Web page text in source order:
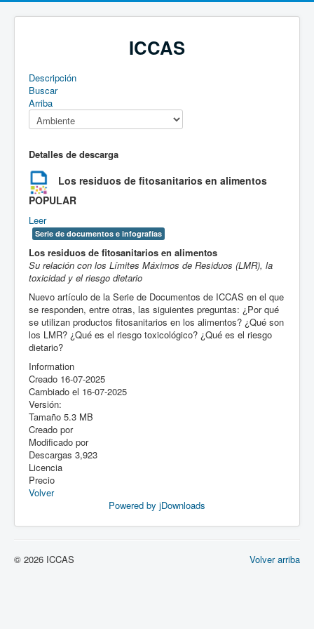
ICCAS
Descripción
Buscar
Arriba
Detalles de descarga
Los residuos de fitosanitarios en alimentos
POPULAR
Leer
Serie de documentos e infografías
Los residuos de fitosanitarios en alimentos
Su relación con los Límites Máximos de Residuos (LMR), la
toxicidad y el riesgo dietario
Nuevo artículo de la Serie de Documentos de ICCAS en el que
se responden, entre otras, las siguientes preguntas: ¿Por qué
se utilizan productos fitosanitarios en los alimentos? ¿Qué son
los LMR? ¿Qué es el riesgo toxicológico? ¿Qué es el riesgo
dietario?
Information
Creado 16-07-2025
Cambiado el 16-07-2025
Versión:
Tamaño 5.3 MB
Creado por
Modificado por
Descargas 3,923
Licencia
Precio
Volver
Powered by jDownloads
Volver arriba
© 2026 ICCAS